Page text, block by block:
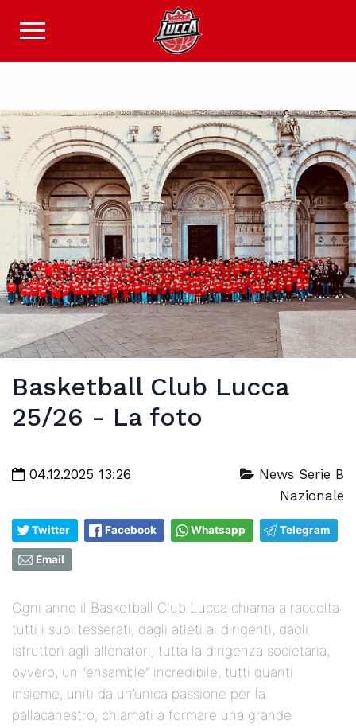
Basketball Club Lucca
25/26 - La foto
04.12.2025 13:26
News Serie B
Nazionale
Twitter Facebook Whatsapp Telegram
Email
Ogni anno il Basketball Club Lucca chiama a raccolta
tutti i suoi tesserati, dagli atleti ai dirigenti, dagli
istruttori agli allenatori, tutta la dirigenza societaria,
ovvero, un “ensamble” incredibile, tutti quanti
insieme, uniti da un’unica passione per la
pallacanestro, chiamati a formare una grande